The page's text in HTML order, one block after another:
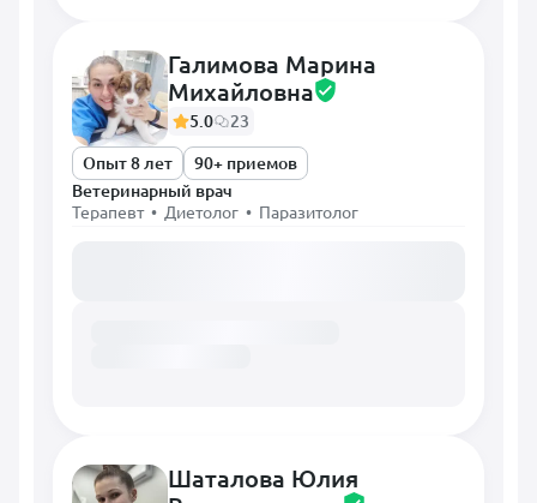
Галимова Марина
Михайловна
5.0
23
Опыт 8 лет
90+ приемов
Ветеринарный врач
Терапевт • Диетолог • Паразитолог
Шаталова Юлия